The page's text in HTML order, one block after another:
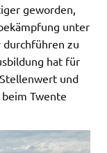
geworden,
unter
durchführen zu
hat für
und
Twente